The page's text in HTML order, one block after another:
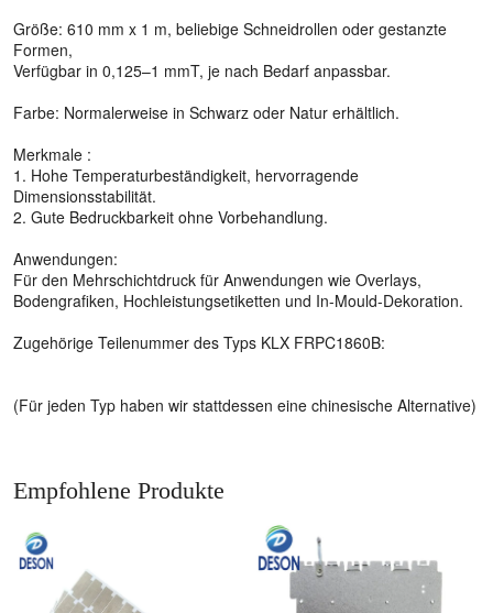
Größe: 610 mm x 1 m, beliebige Schneidrollen oder gestanzte
Formen,
Verfügbar in 0,125–1 mmT, je nach Bedarf anpassbar.
Farbe: Normalerweise in Schwarz oder Natur erhältlich.
Merkmale :
1. Hohe Temperaturbeständigkeit, hervorragende
Dimensionsstabilität.
2. Gute Bedruckbarkeit ohne Vorbehandlung.
Anwendungen:
Für den Mehrschichtdruck für Anwendungen wie Overlays,
Bodengrafiken, Hochleistungsetiketten und In-Mould-Dekoration.
Zugehörige Teilenummer des Typs KLX FRPC1860B:
(Für jeden Typ haben wir stattdessen eine chinesische Alternative)
Empfohlene Produkte